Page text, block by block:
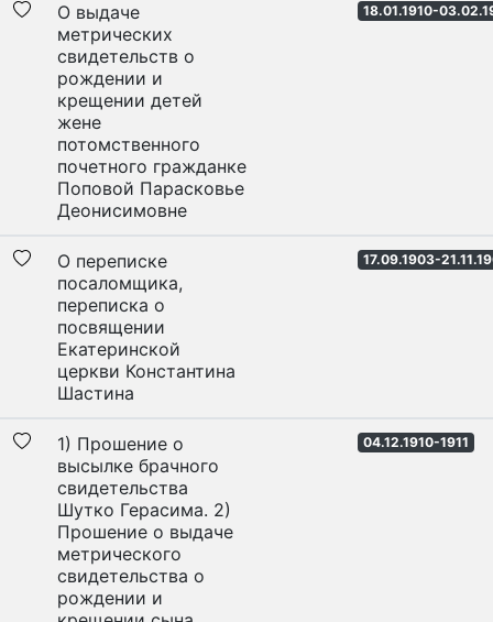
О выдаче
метрических
свидетельств о
рождении и
крещении детей
жене
потомственного
почетного гражданке
Поповой Парасковье
Деонисимовне
18.01.1910-
О переписке
посаломщика,
переписка о
посвящении
Екатеринской
церкви Константина
Шастина
17.09.1903-
1) Прошение о
высылке брачного
свидетельства
Шутко Герасима. 2)
Прошение о выдаче
метрического
свидетельства о
рождении и
04.12.1910-1911